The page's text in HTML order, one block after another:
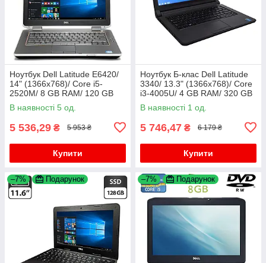
Ноутбук Dell Latitude E6420/
14" (1366x768)/ Core i5-
2520M/ 8 GB RAM/ 120 GB
SSD/ HD 3000
В наявності 5 од.
5 536,29 ₴ 5 953 ₴
Купити
Ноутбук Б-клас Dell Latitude
3340/ 13.3" (1366x768)/ Core
i3-4005U/ 4 GB RAM/ 320 GB
HDD/ HD 4400
В наявності 1 од.
5 746,47 ₴ 6 179 ₴
Купити
–7% Подарунок –7% Подарунок